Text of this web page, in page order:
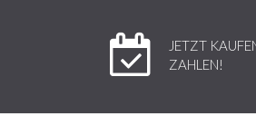
JETZT
ZAHLEN!